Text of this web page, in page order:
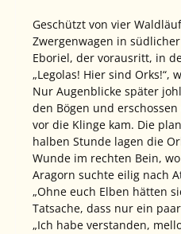
Geschützt von vier
Zwergenwagen in
Eboriel, der vorausritt, in
„Legolas! Hier sind Orks!“,
Nur Augenblicke später
den Bögen und
vor die Klinge kam. Die
halben Stunde lagen die
Wunde im rechten Bein,
Aragorn suchte eilig nach
„Ohne euch Elben hätten
Tatsache, dass nur ein
„Ich habe verstanden,